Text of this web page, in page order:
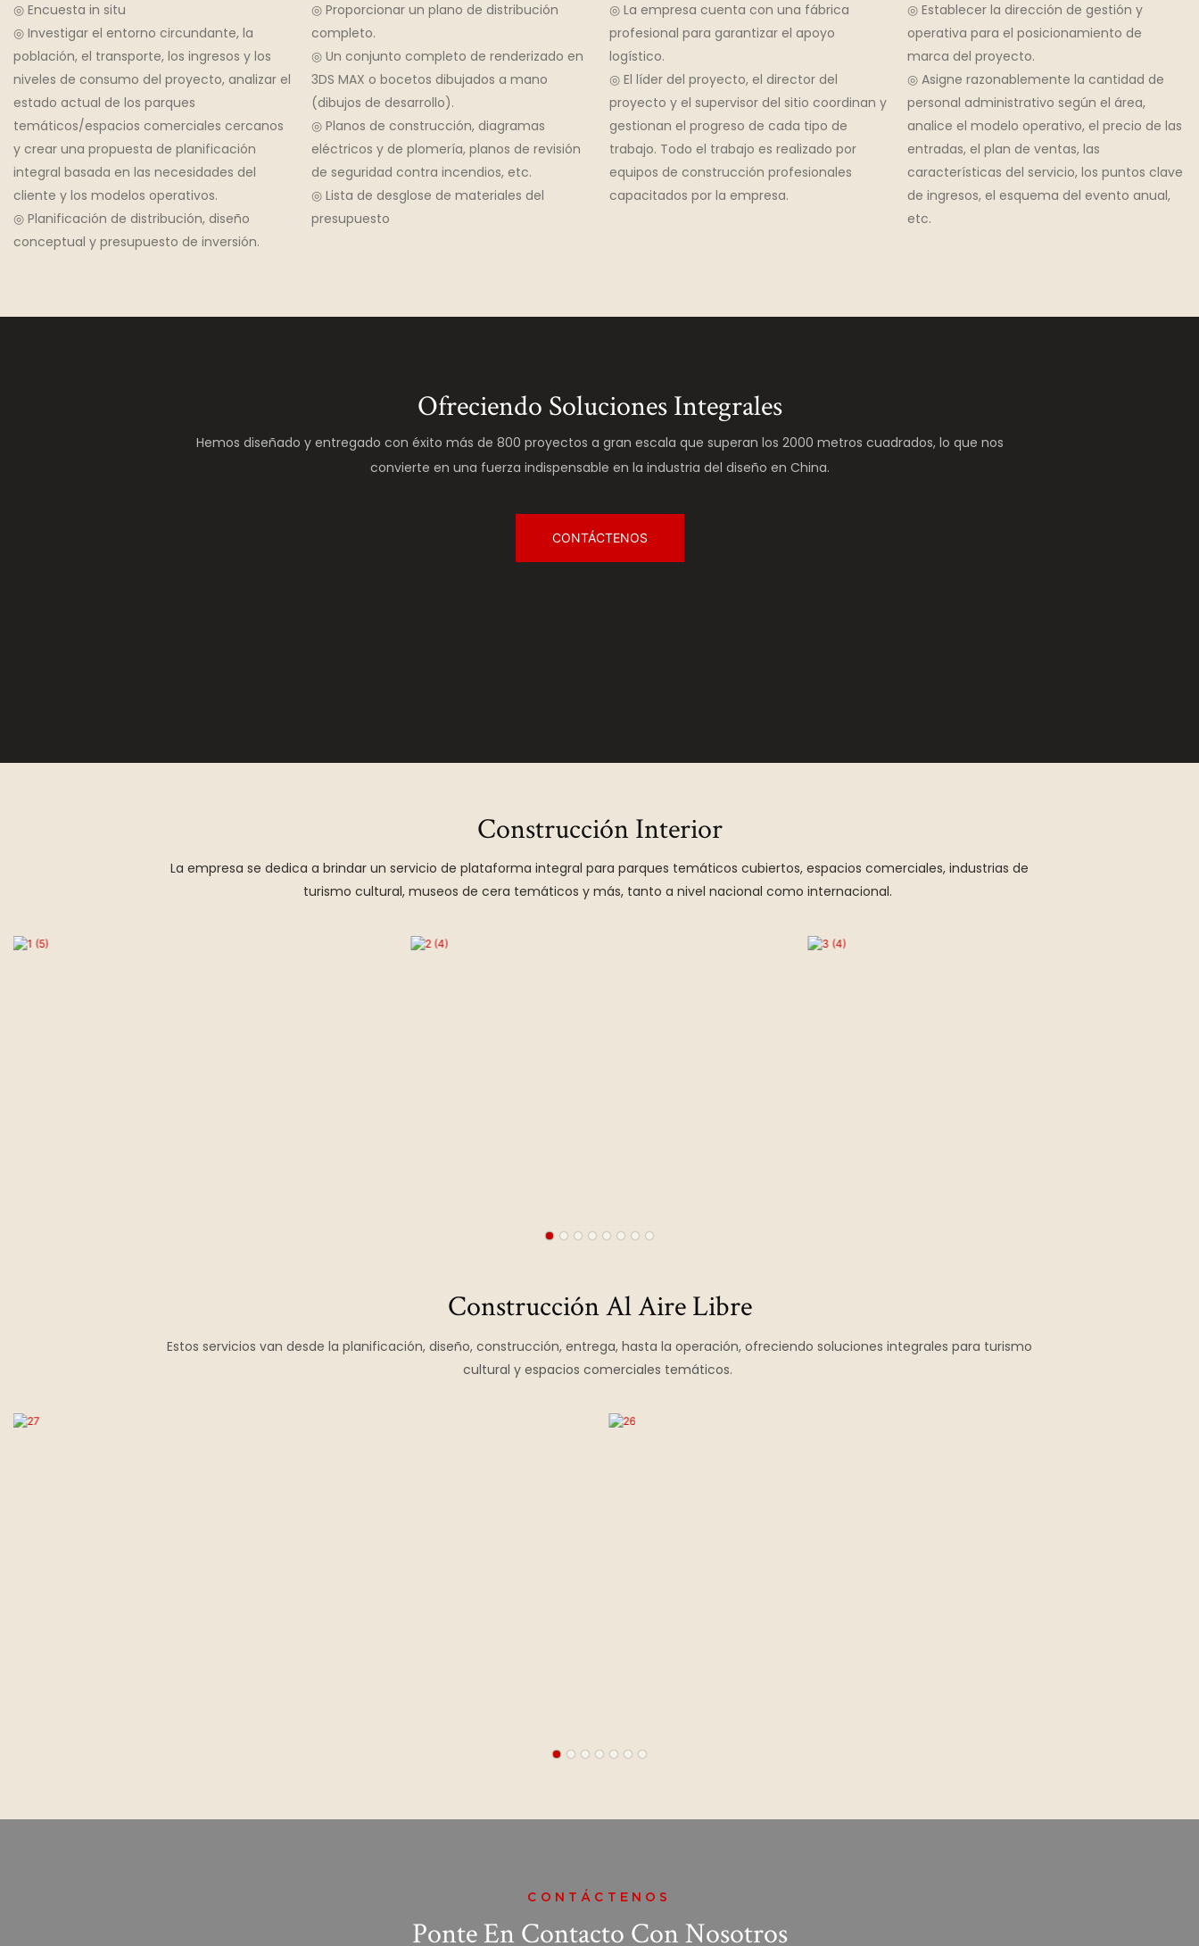
◎ Encuesta in situ
◎ Investigar el entorno circundante, la
población, el transporte, los ingresos y los
niveles de consumo del proyecto, analizar el
estado actual de los parques
temáticos/espacios comerciales cercanos
y crear una propuesta de planificación
integral basada en las necesidades del
cliente y los modelos operativos.
◎ Planificación de distribución, diseño
conceptual y presupuesto de inversión.
◎ Proporcionar un plano de distribución
completo.
◎ Un conjunto completo de renderizado en
3DS MAX o bocetos dibujados a mano
(dibujos de desarrollo).
◎ Planos de construcción, diagramas
eléctricos y de plomería, planos de revisión
de seguridad contra incendios, etc.
◎ Lista de desglose de materiales del
presupuesto
◎ La empresa cuenta con una fábrica
profesional para garantizar el apoyo
logístico.
◎ El líder del proyecto, el director del
proyecto y el supervisor del sitio coordinan y
gestionan el progreso de cada tipo de
trabajo. Todo el trabajo es realizado por
equipos de construcción profesionales
capacitados por la empresa.
◎ Establecer la dirección de gestión y
operativa para el posicionamiento de
marca del proyecto.
◎ Asigne razonablemente la cantidad de
personal administrativo según el área,
analice el modelo operativo, el precio de las
entradas, el plan de ventas, las
características del servicio, los puntos clave
de ingresos, el esquema del evento anual,
etc.
Ofreciendo Soluciones Integrales
Hemos diseñado y entregado con éxito más de 800 proyectos a gran escala que superan los 2000 metros cuadrados, lo que nos
convierte en una fuerza indispensable en la industria del diseño en China.
CONTÁCTENOS
Construcción Interior
La empresa se dedica a brindar un servicio de plataforma integral para parques temáticos cubiertos, espacios comerciales, industrias de
turismo cultural, museos de cera temáticos y más, tanto a nivel nacional como internacional.
Construcción Al Aire Libre
Estos servicios van desde la planificación, diseño, construcción, entrega, hasta la operación, ofreciendo soluciones integrales para turismo
cultural y espacios comerciales temáticos.
CONTÁCTENOS
Ponte En Contacto Con Nosotros